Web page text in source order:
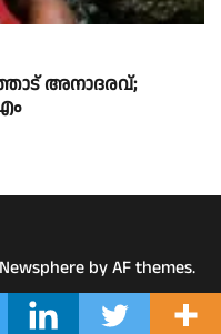
അനാദരവ്;
Newsphere by AF themes.